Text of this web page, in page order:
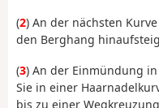
(2) An der nächsten
den Berghang
(3) An der Einmündung
Sie in einer
bis zu einer